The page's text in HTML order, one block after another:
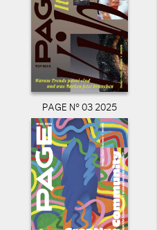
PAGE N° 03 2025